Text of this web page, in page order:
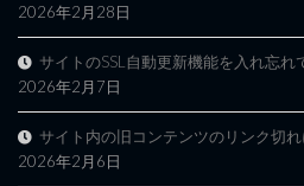
2026年2月28日
サイトのSSL自動更新機能を入れ忘れ
2026年2月7日
サイト内の旧コンテンツのリンク切
2026年2月6日